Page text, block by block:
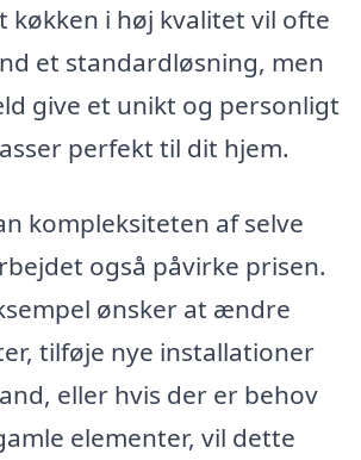
i høj kvalitet vil ofte
et standardløsning, men
give et unikt og personligt
perfekt til dit hjem.
kompleksiteten af ​​selve
også påvirke prisen.
ønsker at ændre
tilføje nye installationer
eller hvis der er behov
elementer, vil dette